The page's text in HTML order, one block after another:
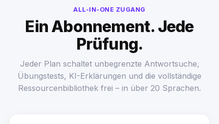
ALL-IN-ONE ZUGANG
Ein Abonnement. Jede
Prüfung.
Jeder Plan schaltet unbegrenzte Antwortsuche,
Übungstests, KI-Erklärungen und die vollständige
Ressourcenbibliothek frei – in über 20 Sprachen.